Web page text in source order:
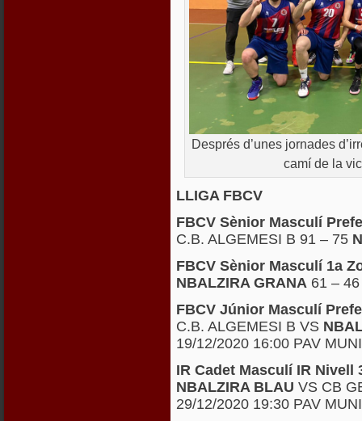
Després d’unes jornades
camí de la
LLIGA FBCV
FBCV Sènior Masculí
C.B. ALGEMESI B 91 – 75
FBCV Sènior Masculí 1a
NBALZIRA GRANA 61 –
FBCV Júnior Masculí
C.B. ALGEMESI B VS
19/12/2020 16:00 PAV
IR Cadet Masculí IR Nivell
NBALZIRA BLAU VS CB
29/12/2020 19:30 PAV